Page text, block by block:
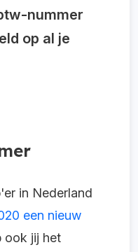
nummer
op al je
in Nederland
een nieuw
ook jij het